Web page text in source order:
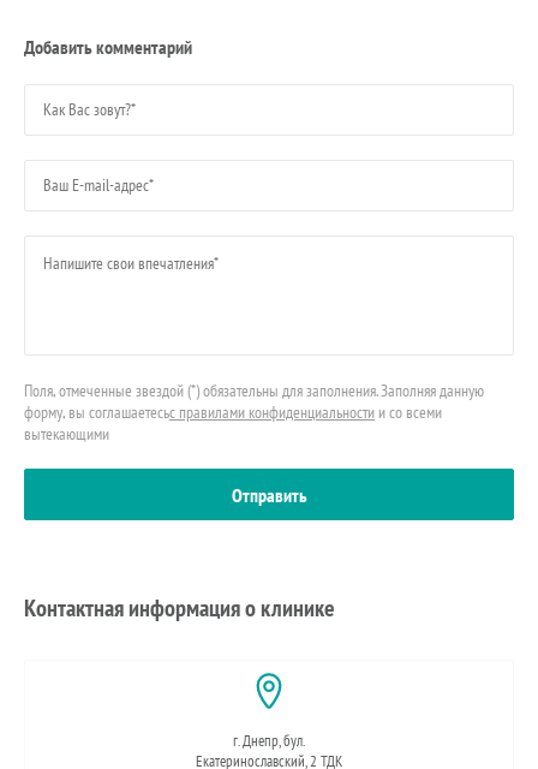
Добавить комментарий
Поля, отмеченные звездой (*) обязательны для заполнения. Заполняя данную
форму, вы соглашаетесьс правилами конфиденциальности и со всеми
вытекающими
Контактная информация о клинике
г. Днепр, бул.
Екатеринославский, 2 ТДК